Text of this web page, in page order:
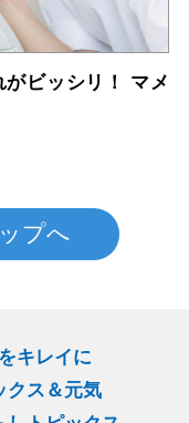
ビッシリ！ マメ
プへ
キレイに
クス＆元気